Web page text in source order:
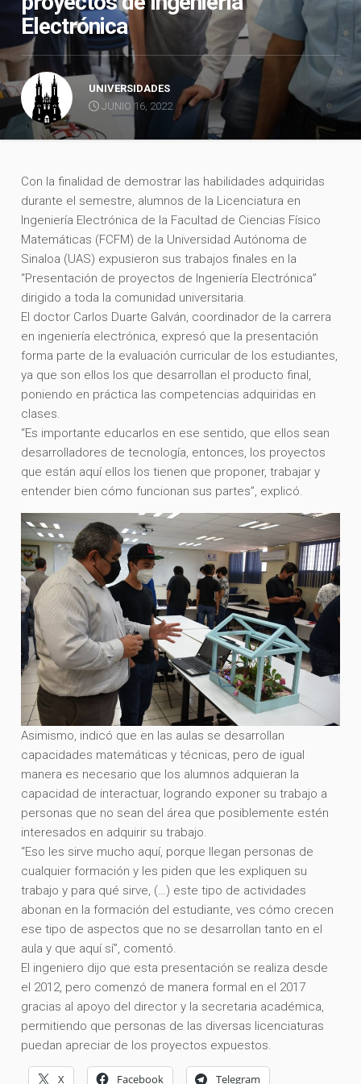
Electrónica
UNIVERSIDADES
JUNIO 16, 2022
Con la finalidad de demostrar las habilidades adquiridas
durante el semestre, alumnos de la Licenciatura en
Ingeniería Electrónica de la Facultad de Ciencias Físico
Matemáticas (FCFM) de la Universidad Autónoma de
Sinaloa (UAS) expusieron sus trabajos finales en la
“Presentación de proyectos de Ingeniería Electrónica”
dirigido a toda la comunidad universitaria.
El doctor Carlos Duarte Galván, coordinador de la carrera
en ingeniería electrónica, expresó que la presentación
forma parte de la evaluación curricular de los estudiantes,
ya que son ellos los que desarrollan el producto final,
poniendo en práctica las competencias adquiridas en
clases.
“Es importante educarlos en ese sentido, que ellos sean
desarrolladores de tecnología, entonces, los proyectos
que están aquí ellos los tienen que proponer, trabajar y
entender bien cómo funcionan sus partes”, explicó.
Asimismo, indicó que en las aulas se desarrollan
capacidades matemáticas y técnicas, pero de igual
manera es necesario que los alumnos adquieran la
capacidad de interactuar, logrando exponer su trabajo a
personas que no sean del área que posiblemente estén
interesados en adquirir su trabajo.
“Eso les sirve mucho aquí, porque llegan personas de
cualquier formación y les piden que les expliquen su
trabajo y para qué sirve, (…) este tipo de actividades
abonan en la formación del estudiante, ves cómo crecen
ese tipo de aspectos que no se desarrollan tanto en el
aula y que aquí sí”, comentó.
El ingeniero dijo que esta presentación se realiza desde
el 2012, pero comenzó de manera formal en el 2017
gracias al apoyo del director y la secretaria académica,
permitiendo que personas de las diversas licenciaturas
puedan apreciar de los proyectos expuestos.
X Facebook Telegram